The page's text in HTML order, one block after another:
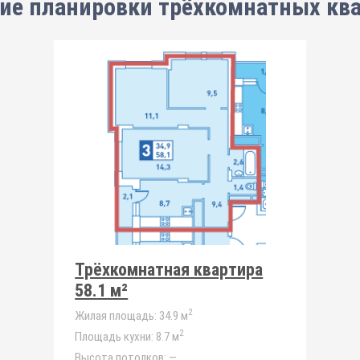
планировки трёхкомнатных
Трёхкомнатная квартира
58.1 м²
Жилая площадь: 34.9 м2
Площадь кухни: 8.7 м2